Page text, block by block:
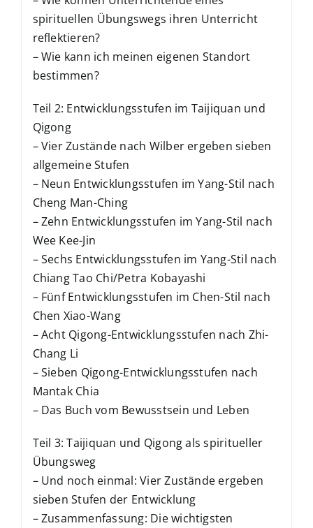
spirituellen Übungswegs ihren Unterricht
reflektieren?
– Wie kann ich meinen eigenen Standort
bestimmen?
Teil 2: Entwicklungsstufen im Taijiquan und
Qigong
– Vier Zustände nach Wilber ergeben sieben
allgemeine Stufen
– Neun Entwicklungsstufen im Yang-Stil nach
Cheng Man-Ching
– Zehn Entwicklungsstufen im Yang-Stil nach
Wee Kee-Jin
– Sechs Entwicklungsstufen im Yang-Stil nach
Chiang Tao Chi/Petra Kobayashi
– Fünf Entwicklungsstufen im Chen-Stil nach
Chen Xiao-Wang
– Acht Qigong-Entwicklungsstufen nach Zhi-
Chang Li
– Sieben Qigong-Entwicklungsstufen nach
Mantak Chia
– Das Buch vom Bewusstsein und Leben
Teil 3: Taijiquan und Qigong als spiritueller
Übungsweg
– Und noch einmal: Vier Zustände ergeben
sieben Stufen der Entwicklung
– Zusammenfassung: Die wichtigsten